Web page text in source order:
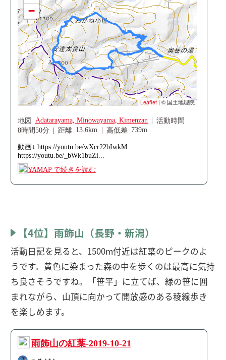
【4位】雨飾山（長野・新潟）
活動日記を見ると、1500m付近は紅葉のピークのよ
うです。黄色に染まった森の中を歩くのは最高に気持
ち良さそうですね。「笹平」に立てば、緑の笹に囲
まれながら、山頂に向かって開放感のある稜線歩き
を楽しめます。